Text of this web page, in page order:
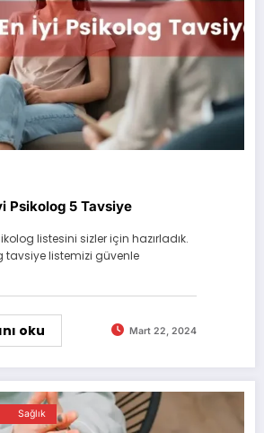
Psikolog 5 Tavsiye
listesini sizler için hazırladık.
tavsiye listemizi güvenle
oku Mart 22, 2024
Sağlık